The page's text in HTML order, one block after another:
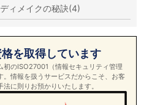
ィメイクの秘訣(4)
を取得しています
初のISO27001（情報セキュリティ管理
。情報を扱うサービスだからこそ、お客
に則りお預かりいたします。